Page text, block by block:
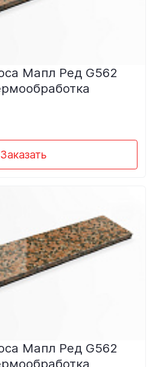
Мапл Ред G562
Заказать
Мапл Ред G562